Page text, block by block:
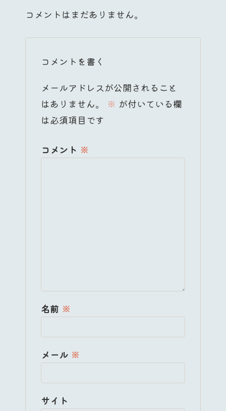
コメントはまだありません。
コメントを書く
メールアドレスが公開されること
はありません。
※ が付いている欄
は必須項目です
コメント ※
名前 ※
メール ※
サイト